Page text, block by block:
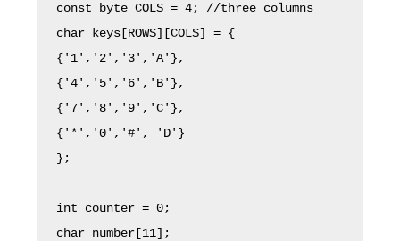
const byte COLS = 4; //three columns
char keys[ROWS][COLS] = {
{'1','2','3','A'},
{'4','5','6','B'},
{'7','8','9','C'},
{'*','0','#', 'D'}
};
int counter = 0;
char number[11];